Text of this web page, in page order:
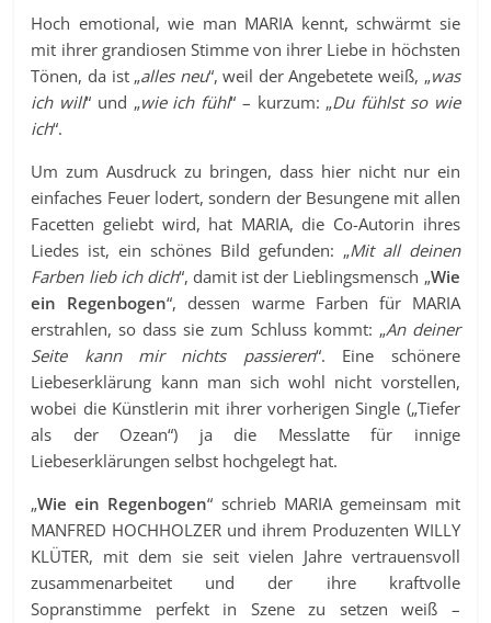
Hoch emotional, wie man MARIA kennt, schwärmt sie
mit ihrer grandiosen Stimme von ihrer Liebe in höchsten
Tönen, da ist „alles neu“, weil der Angebetete weiß, „was
ich will“ und „wie ich fühl“ – kurzum: „Du fühlst so wie
ich“.
Um zum Ausdruck zu bringen, dass hier nicht nur ein
einfaches Feuer lodert, sondern der Besungene mit allen
Facetten geliebt wird, hat MARIA, die Co-Autorin ihres
Liedes ist, ein schönes Bild gefunden: „Mit all deinen
Farben lieb ich dich“, damit ist der Lieblingsmensch „Wie
ein Regenbogen“, dessen warme Farben für MARIA
erstrahlen, so dass sie zum Schluss kommt: „An deiner
Seite kann mir nichts passieren“. Eine schönere
Liebeserklärung kann man sich wohl nicht vorstellen,
wobei die Künstlerin mit ihrer vorherigen Single („Tiefer
als der Ozean“) ja die Messlatte für innige
Liebeserklärungen selbst hochgelegt hat.
„Wie ein Regenbogen“ schrieb MARIA gemeinsam mit
MANFRED HOCHHOLZER und ihrem Produzenten WILLY
KLÜTER, mit dem sie seit vielen Jahre vertrauensvoll
zusammenarbeitet und der ihre kraftvolle
Sopranstimme perfekt in Szene zu setzen weiß –